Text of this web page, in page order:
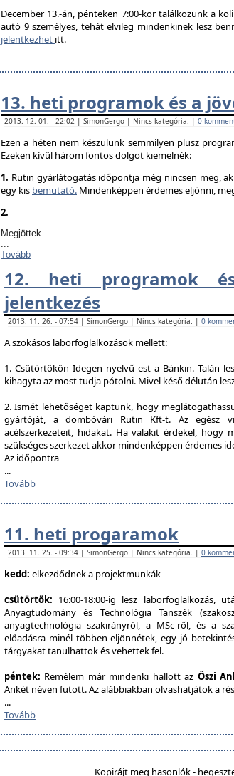
December 13.-án, pénteken 7:00-kor találkozunk a
autó 9 személyes, tehát elvileg mindenkinek lesz
jelentkezhet itt.
13. heti programok és a
2013. 12. 01. - 22:02 | SimonGergo | Nincs kategória. | 0
Ezen a héten nem készülünk semmilyen plusz
Ezeken kívül három fontos dolgot kiemelnék:
1. Rutin gyárlátogatás időpontja még nincsen meg,
egy kis bemutató. Mindenképpen érdemes eljönni,
2.
Megjöttek
...
Tovább
12. heti programok
jelentkezés
2013. 11. 26. - 07:54 | SimonGergo | Nincs kategória. | 0
A szokásos laborfoglalkozások mellett:
1. Csütörtökön Idegen nyelvű est a Bánkin. Talán
kihagyta az most tudja pótolni. Mivel késő délután
2. Ismét lehetőséget kaptunk, hogy
gyártóját, a dombóvári Rutin Kft-t. Az egész
acélszerkezeteit, hidakat. Ha valakit érdekel,
szükséges szerkezet akkor mindenképpen érdemes
Az időpontra
...
Tovább
11. heti progaramok
2013. 11. 25. - 09:34 | SimonGergo | Nincs kategória. | 0
kedd: elkezdődnek a projektmunkák
csütörtök: 16:00-18:00-ig lesz laborfoglalkozás,
Anyagtudomány és Technológia Tanszék
anyagtechnológia szakirányról, a MSc-ről, és a
előadásra minél többen eljönnétek, egy jó
tárgyakat tanulhattok és vehettek fel.
péntek: Remélem már mindenki hallott az Őszi
Ankét néven futott. Az alábbiakban olvashatjátok a
...
Tovább
Kopirájt meg hasonlók -